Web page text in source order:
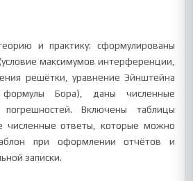
и практику: сформулированы
максимумов интерференции,
решётки, уравнение Эйнштейна
Бора), даны численные
Включены таблицы
численные ответы, которые можно
при оформлении отчётов и
записки.